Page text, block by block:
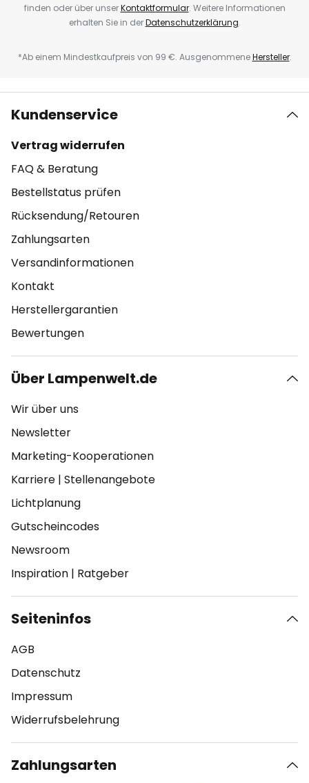
finden oder über unserKontaktformular. Weitere Informationen
erhalten Sie in derDatenschutzerklärung.
*Ab einem Mindestkaufpreis von 99 €. AusgenommeneHersteller.
Kundenservice
Vertrag widerrufen
FAQ & Beratung
Bestellstatus prüfen
Rücksendung/Retouren
Zahlungsarten
Versandinformationen
Kontakt
Herstellergarantien
Bewertungen
Über Lampenwelt.de
Wir über uns
Newsletter
Marketing-Kooperationen
Karriere | Stellenangebote
Lichtplanung
Gutscheincodes
Newsroom
Inspiration | Ratgeber
Seiteninfos
AGB
Datenschutz
Impressum
Widerrufsbelehrung
Zahlungsarten